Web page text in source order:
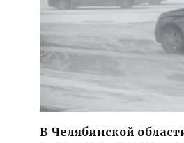
В Челябинской